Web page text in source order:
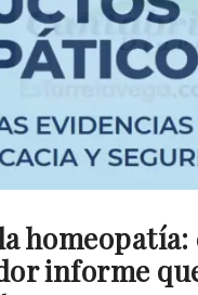
homeopatía:
informe